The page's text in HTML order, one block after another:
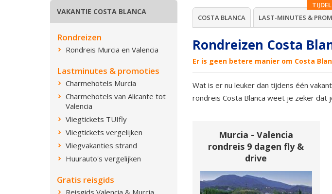
VAKANTIE COSTA BLANCA
Rondreizen
Rondreis Murcia en Valencia
Lastminutes & promoties
Charmehotels Murcia
Charmehotels van Alicante tot
Valencia
Vliegtickets TUIfly
Vliegtickets vergelijken
Vliegvakanties strand
Huurauto's vergelijken
Gratis reisgids
Reisgids Valencia & Murcia
COSTA BLANCA
LAST-MINUTES &
Rondreizen Costa
Er is geen betere manier om Costa
Wat is er nu leuker dan tijdens één
rondreis Costa Blanca weet je zeker dat
Murcia - Valencia
rondreis 9 dagen fly &
drive